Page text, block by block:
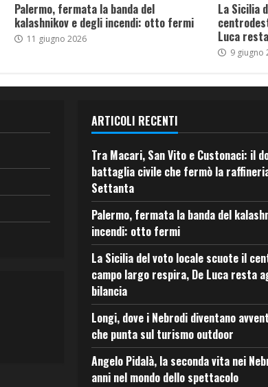
Palermo, fermata la banda del
kalashnikov e degli incendi: otto fermi
11 giugno 2026
La Sicilia
Luca
9 giugno
ARTICOLI RECENTI
Tra Macari, San Vito e Custonaci: il
battaglia civile che fermò la
Settanta
Palermo, fermata la banda del
incendi: otto fermi
La Sicilia del voto locale scuote il
campo largo respira, De Luca resta
bilancia
Longi, dove i Nebrodi diventano
che punta sul turismo outdoor
Angelo Pidalà, la seconda vita nei
anni nel mondo dello spettacolo